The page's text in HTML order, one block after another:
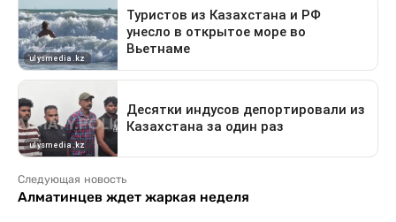
Следующая новость
Алматинцев ждет жаркая неделя